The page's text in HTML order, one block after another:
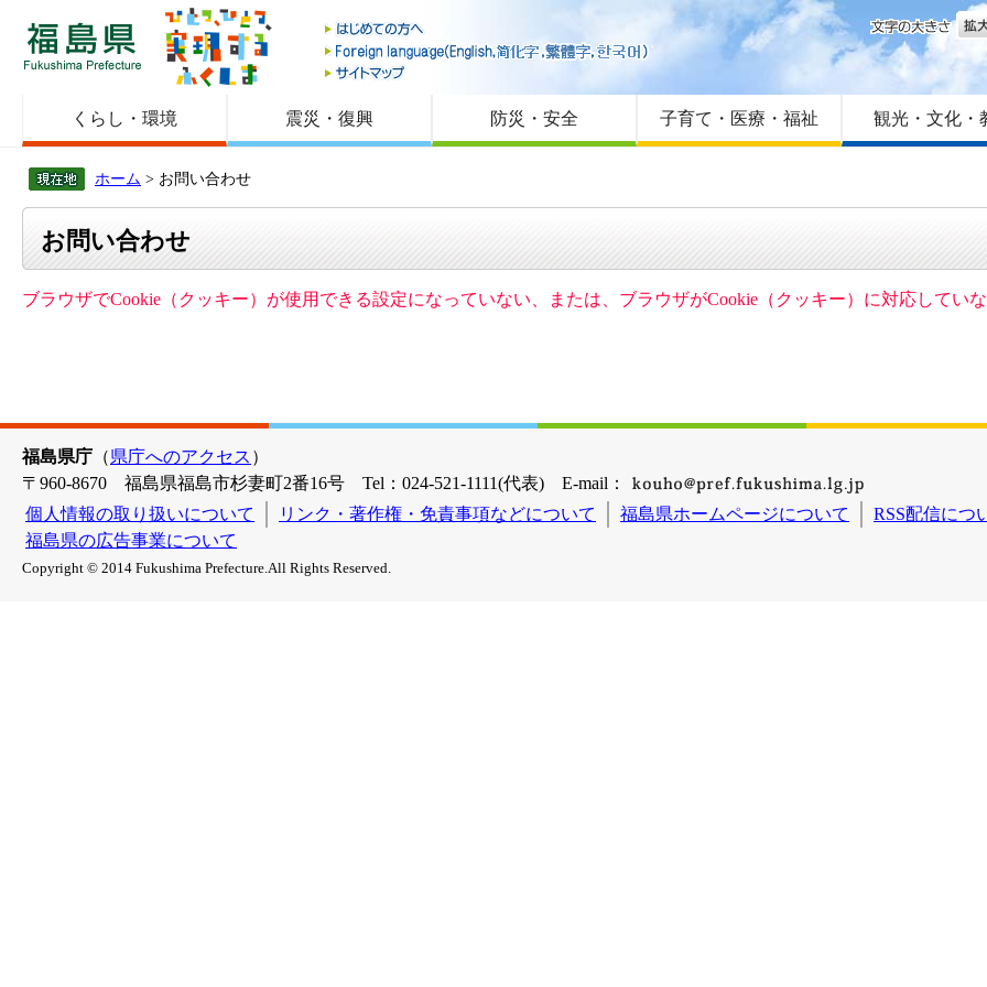
福島県
はじめての方へ
Foreign language
サイトマップ
文字
くらし・環境 震災・復興 防災・安全 子育て・医療・福祉 観光・文化・
ホーム > お問い合わせ
お問い合わせ
ブラウザでCookie（クッキー）が使用できる設定になっていない、または、ブラウザがCookie（クッキー）に対応してい
福島県庁 （県庁へのアクセス ）
〒960-8670 福島県福島市杉妻町2番16号 Tel：024-521-1111(代表) E-mail：
個人情報の取り扱いについて
リンク・著作権・免責事項などについて 福島県ホームページについて
RSS配信につ
福島県の広告事業について
Copyright © 2014 Fukushima Prefecture.All Rights Reserved.